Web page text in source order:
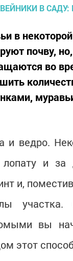
в
почву,
во
и ведро.
лопату и за
и,
вы
этот